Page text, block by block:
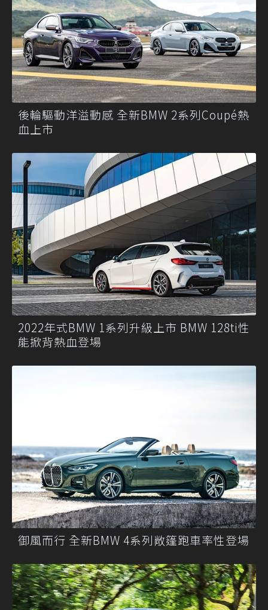
後輪驅動洋溢動感 全新BMW 2系列Coupé熱
血上市
2022年式BMW 1系列升級上市 BMW 128ti性
能掀背熱血登場
御風而行 全新BMW 4系列敞篷跑車率性登場